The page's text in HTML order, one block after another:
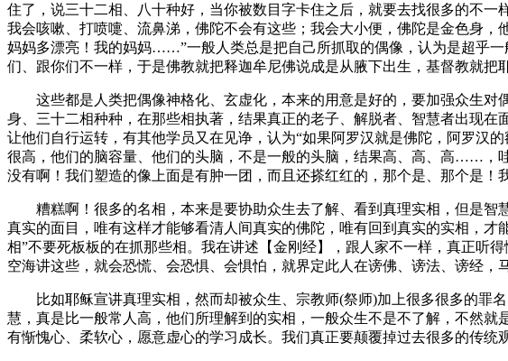
住了，说三十二相、八十种好，当你被数目字卡住之后，就要去找很多的不
我会咳嗽、打喷嚏、流鼻涕，佛陀不会有这些；我会大小便，佛陀是金色身
妈妈多漂亮！我的妈妈……”一般人类总是把自己所抓取的偶像，认为是超乎
们、跟你们不一样，于是佛教就把释迦牟尼佛说成是从腋下出生，基督教就把
这些都是人类把偶像神格化、玄虚化，本来的用意是好的，要加强众生对
身、三十二相种种，在那些相执著，结果真正的老子、解脱者、智慧者出现
让他们自行运转，有其他学员又在见诤，认为“如果阿罗汉就是佛陀，阿罗汉
很高，他们的脑容量、他们的头脑，不是一般的头脑，结果高、高、高……，
没有啊！我们塑造的像上面是有肿一团，而且还搽红红的，那个是、那个是
糟糕啊！很多的名相，本来是要协助众生去了解、看到真理实相，但是智
真实的面目，唯有这样才能够看清人间真实的佛陀，唯有回到真实的实相，
相”不要死板板的在抓那些相。我在讲述【金刚经】，跟人家不一样，真正听
空海讲这些，就会恐慌、会恐惧、会惧怕，就界定此人在谤佛、谤法、谤经，
比如耶稣宣讲真理实相，然而却被众生、宗教师(祭师)加上很多很多的罪名
慧，真是比一般常人高，他们所理解到的实相，一般众生不是不了解，不然
有惭愧心、柔软心，愿意虚心的学习成长。我们真正要颠覆掉过去很多的传